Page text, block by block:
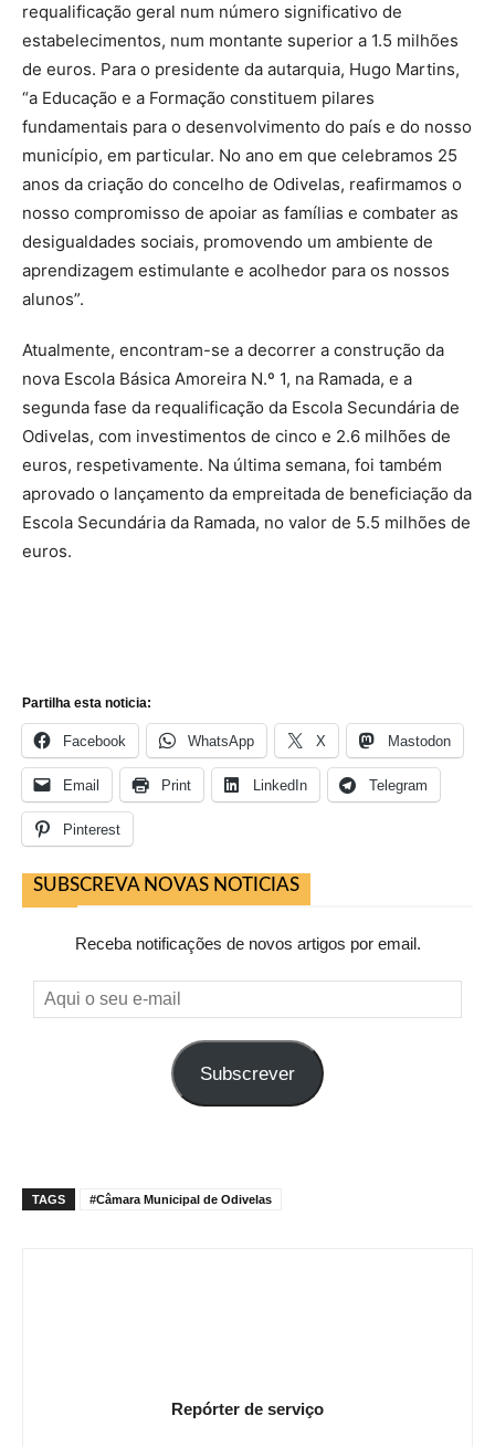
requalificação geral num número significativo de
estabelecimentos, num montante superior a 1.5 milhões
de euros. Para o presidente da autarquia, Hugo Martins,
“a Educação e a Formação constituem pilares
fundamentais para o desenvolvimento do país e do nosso
município, em particular. No ano em que celebramos 25
anos da criação do concelho de Odivelas, reafirmamos o
nosso compromisso de apoiar as famílias e combater as
desigualdades sociais, promovendo um ambiente de
aprendizagem estimulante e acolhedor para os nossos
alunos”.
Atualmente, encontram-se a decorrer a construção da
nova Escola Básica Amoreira N.º 1, na Ramada, e a
segunda fase da requalificação da Escola Secundária de
Odivelas, com investimentos de cinco e 2.6 milhões de
euros, respetivamente. Na última semana, foi também
aprovado o lançamento da empreitada de beneficiação da
Escola Secundária da Ramada, no valor de 5.5 milhões de
euros.
Partilha esta noticia:
Facebook WhatsApp X Mastodon
Email Print LinkedIn Telegram
Pinterest
SUBSCREVA NOVAS NOTICIAS
Receba notificações de novos artigos por email.
Aqui
o
Subscrever
TAGS #Câmara Municipal de Odivelas
Repórter de serviço